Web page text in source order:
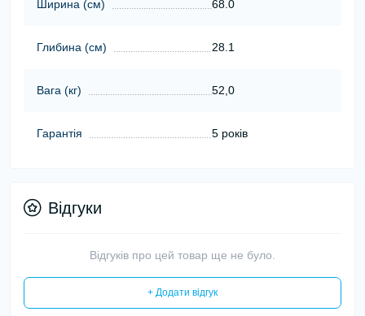
Ширина (cм) 68.0
Глибина (cм) 28.1
Вага (кг) 52,0
Гарантія 5 років
Відгуки
Відгуків про цей товар ще не було.
+ Додати відгук